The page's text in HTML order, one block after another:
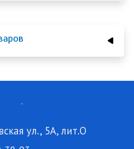
ул., 5А, лит.О